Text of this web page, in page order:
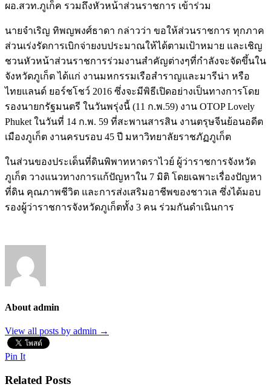
ผอ.สวท.ภูเก็ค รวมถึงหัวหน้าส่วนราชการ เข้าร่วม
นายจำเริญ ทิพญพงศ์ธาดา กล่าวว่า ขอให้ส่วนราชการ ทุกภาค
ส่วนเร่งรัดการเบิกจ่ายงบประมาณให้ได้ตามเป้าหมาย และเชิญ
ชวนหัวหน้าส่วนราชการร่วมงานสำคัญต่างๆที่กำลังจะจัดขึ้นใน
จังหวัดภูเก็ต ได้แก่ งานมหกรรมเรือสำราญและมารีน่า หรือ
ไทยแลนด์ ยอร์ชโชว์ 2016 ซึ่งจะมีพิธีเปิดอย่างเป็นทางการโดย
รองนายกรัฐมนตรี ในวันพรุ่งนี้ (11 ก.พ.59) งาน OTOP Lovely
Phuket ในวันที่ 14 ก.พ. 59 ที่สะพานสารสิน งานตรุษจีนย้อนอดีต
เมืองภูเก็ต งานครบรอบ 45 ปี มหาวิทยาลัยราชภัฏภูเก็ต
ในส่วนของประเด็นที่ดินพิพาทหาดราไวย์ ผู้ว่าราชการจังหวัด
ภูเก็ต วางแนวทางการแก้ปัญหาใน 7 มิติ โดยเฉพาะเรื่องปัญหา
ที่ดิน คุณภาพชีวิต และการส่งเสริมอาชีพของชาวเล ซึ่งได้มอบ
รองผู้ว่าราชการจังหวัดภูเก็ตทั้ง 3 คน ร่วมกันดำเนินการ
About admin
View all posts by admin →
Pin It
Related Posts